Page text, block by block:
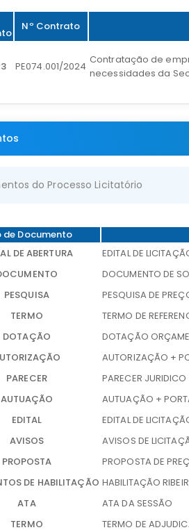
Nº Contrato
PE074.001/2024
Contratação de
necessidades da
do Processo Licitatório
de Documento
DE ABERTURA
EDITAL DE
DOCUMENTO DE
PESQUISA
PESQUISA DE
TERMO
TERMO DE
DOTAÇÃO
DOTAÇÃO
AUTORIZAÇÃO +
PARECER
PARECER JURIDICO
AUTUAÇÃO
AUTUAÇÃO +
EDITAL
EDITAL DE
AVISOS
AVISOS DE
PROPOSTA
PROPOSTA DE
DE HABILITAÇÃO HABILITAÇÃO
ATA
ATA DA SESSÃO
TERMO
TERMO DE